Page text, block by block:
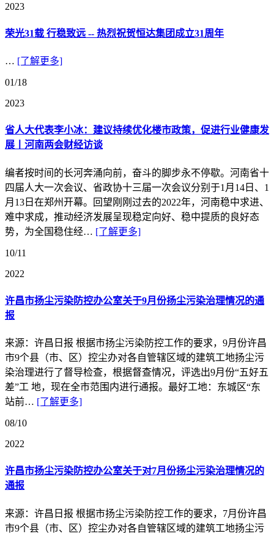
2023
荣光31载 行稳致远 -- 热烈祝贺恒达集团成立31周年
… [了解更多]
01/18
2023
省人大代表李小冰：建议持续优化楼市政策，促进行业健康发
展丨河南两会财经访谈
编者按时间的长河奔涌向前，奋斗的脚步永不停歇。河南省十
四届人大一次会议、省政协十三届一次会议分别于1月14日、1
月13日在郑州开幕。回望刚刚过去的2022年，河南稳中求进、
难中求成，推动经济发展呈现稳定向好、稳中提质的良好态
势，为全国稳住经… [了解更多]
10/11
2022
许昌市扬尘污染防控办公室关于9月份扬尘污染治理情况的通
报
来源：许昌日报 根据市扬尘污染防控工作的要求，9月份许昌
市9个县（市、区）控尘办对各自管辖区域的建筑工地扬尘污
染治理进行了督导检查，根据督查情况，评选出9月份“五好五
差”工 地，现在全市范围内进行通报。最好工地：东城区“东
站前… [了解更多]
08/10
2022
许昌市扬尘污染防控办公室关于对7月份扬尘污染治理情况的
通报
来源：许昌日报 根据市扬尘污染防控工作的要求，7月份许昌
市9个县（市、区）控尘办对各自管辖区域的建筑工地扬尘污